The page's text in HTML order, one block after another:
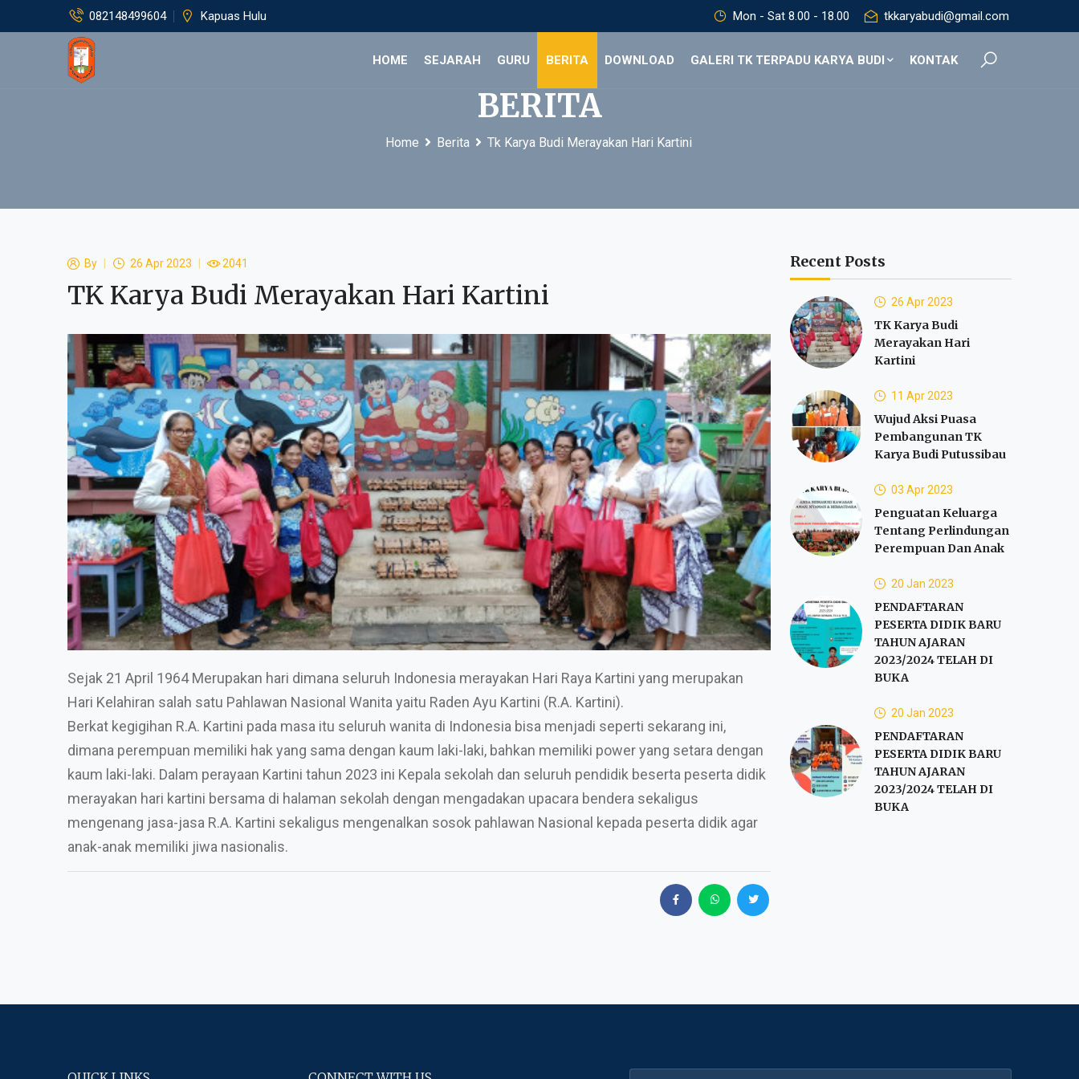
082148499604 Kapuas Hulu Mon - Sat 8.00 - 18.00 tkkaryabudi@gmail.com
HOME SEJARAH GURU BERITA DOWNLOAD GALERI TK TERPADU KARYA BUDI KONTAK
BERITA
Home Berita Tk Karya Budi Merayakan Hari Kartini
By 26 Apr 2023 2041
TK Karya Budi Merayakan Hari Kartini
Sejak 21 April 1964 Merupakan hari dimana seluruh Indonesia merayakan Hari Raya Kartini yang merupakan
Hari Kelahiran salah satu Pahlawan Nasional Wanita yaitu Raden Ayu Kartini (R.A. Kartini).
Berkat kegigihan R.A. Kartini pada masa itu seluruh wanita di Indonesia bisa menjadi seperti sekarang ini,
dimana perempuan memiliki hak yang sama dengan kaum laki-laki, bahkan memiliki power yang setara dengan
kaum laki-laki. Dalam perayaan Kartini tahun 2023 ini Kepala sekolah dan seluruh pendidik beserta peserta didik
merayakan hari kartini bersama di halaman sekolah dengan mengadakan upacara bendera sekaligus
mengenang jasa-jasa R.A. Kartini sekaligus mengenalkan sosok pahlawan Nasional kepada peserta didik agar
anak-anak memiliki jiwa nasionalis.
Recent Posts
26 Apr 2023
TK Karya Budi
Merayakan Hari
Kartini
11 Apr 2023
Wujud Aksi Puasa
Pembangunan TK
Karya Budi Putussibau
03 Apr 2023
Penguatan Keluarga
Tentang Perlindungan
Perempuan Dan Anak
20 Jan 2023
PENDAFTARAN
PESERTA DIDIK BARU
TAHUN AJARAN
2023/2024 TELAH DI
BUKA
20 Jan 2023
PENDAFTARAN
PESERTA DIDIK BARU
TAHUN AJARAN
2023/2024 TELAH DI
BUKA